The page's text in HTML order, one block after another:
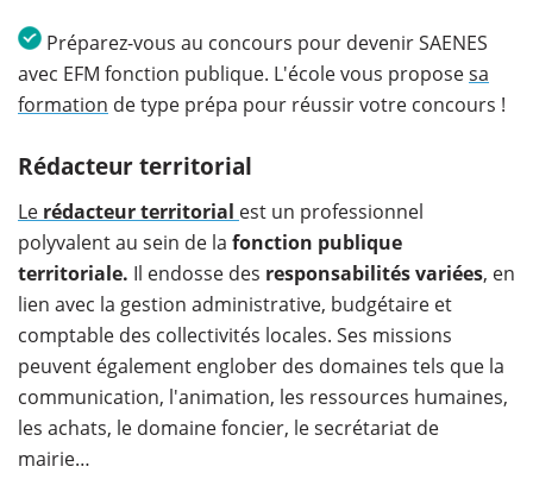
Préparez-vous au concours pour devenir SAENES
avec EFM fonction publique. L'école vous proposesa
formation de type prépa pour réussir votre concours !
Rédacteur territorial
Le rédacteur territorial est un professionnel
polyvalent au sein de la fonction publique
territoriale. Il endosse des responsabilités variées, en
lien avec la gestion administrative, budgétaire et
comptable des collectivités locales. Ses missions
peuvent également englober des domaines tels que la
communication, l'animation, les ressources humaines,
les achats, le domaine foncier, le secrétariat de
mairie…